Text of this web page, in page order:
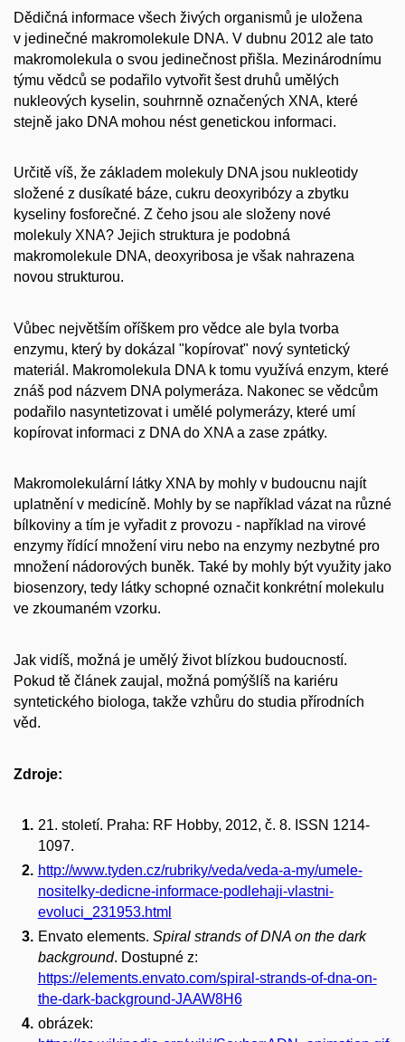
Dědičná informace všech živých organismů je uložena
v jedinečné makromolekule DNA. V dubnu 2012 ale tato
makromolekula o svou jedinečnost přišla. Mezinárodnímu
týmu vědců se podařilo vytvořit šest druhů umělých
nukleových kyselin, souhrnně označených XNA, které
stejně jako DNA mohou nést genetickou informaci.
Určitě víš, že základem molekuly DNA jsou nukleotidy
složené z dusíkaté báze, cukru deoxyribózy a zbytku
kyseliny fosforečné. Z čeho jsou ale složeny nové
molekuly XNA? Jejich struktura je podobná
makromolekule DNA, deoxyribosa je však nahrazena
novou strukturou.
Vůbec největším oříškem pro vědce ale byla tvorba
enzymu, který by dokázal "kopírovat" nový syntetický
materiál. Makromolekula DNA k tomu využívá enzym, které
znáš pod názvem DNA polymeráza. Nakonec se vědcům
podařilo nasyntetizovat i umělé polymerázy, které umí
kopírovat informaci z DNA do XNA a zase zpátky.
Makromolekulární látky XNA by mohly v budoucnu najít
uplatnění v medicíně. Mohly by se například vázat na různé
bílkoviny a tím je vyřadit z provozu - například na virové
enzymy řídící množení viru nebo na enzymy nezbytné pro
množení nádorových buněk. Také by mohly být využity jako
biosenzory, tedy látky schopné označit konkrétní molekulu
ve zkoumaném vzorku.
Jak vidíš, možná je umělý život blízkou budoucností.
Pokud tě článek zaujal, možná pomýšlíš na kariéru
syntetického biologa, takže vzhůru do studia přírodních
věd.
Zdroje:
21. století. Praha: RF Hobby, 2012, č. 8. ISSN 1214-
1097.
http://www.tyden.cz/rubriky/veda/veda-a-my/umele-
nositelky-dedicne-informace-podlehaji-vlastni-
evoluci_231953.html
Envato elements. Spiral strands of DNA on the dark
background. Dostupné z:
https://elements.envato.com/spiral-strands-of-dna-on-
the-dark-background-JAAW8H6
obrázek: